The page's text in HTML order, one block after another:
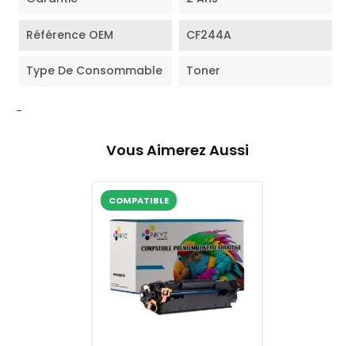
Référence OEM CF244A
Type De Consommable Toner
-
Vous Aimerez Aussi
COMPATIBLE